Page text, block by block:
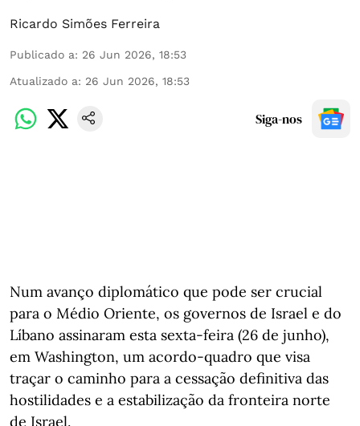
Ricardo Simões Ferreira
Publicado a: 26 Jun 2026, 18:53
Atualizado a: 26 Jun 2026, 18:53
Siga-nos
Num avanço diplomático que pode ser crucial
para o Médio Oriente, os governos de Israel e do
Líbano assinaram esta sexta-feira (26 de junho),
em Washington, um acordo-quadro que visa
traçar o caminho para a cessação definitiva das
hostilidades e a estabilização da fronteira norte
de Israel.